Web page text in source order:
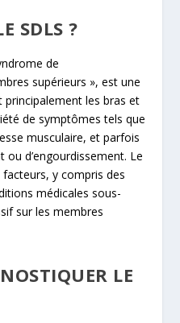
SDLS ?
de
supérieurs », est une
les bras et
de symptômes tels que
musculaire, et parfois
d’engourdissement. Le
y compris des
médicales sous-
sur les membres
LE